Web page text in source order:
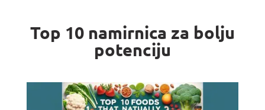
Top 10 namirnica za bolju
potenciju